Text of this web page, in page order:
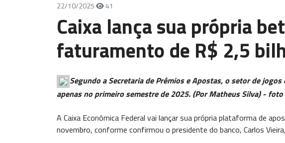
22/10/2025 41
Caixa lança sua própria
faturamento de R$ 2,5
Segundo a Secretaria de Prêmios e Apostas, o setor de
apenas no primeiro semestre de 2025. (Por Matheus Silva) -
A Caixa Econômica Federal vai lançar sua própria plataforma de
novembro, conforme confirmou o presidente do banco, Carlos